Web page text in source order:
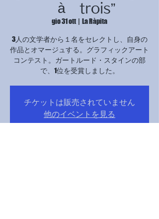
à trois”
gio 31 ott
  |
La Ràpita
3人の文学者から１名をセレクトし、自身の
作品とオマージュする。グラフィックアート
コンテスト。ガートルード・スタインの部
で、1位を受賞しました。
チケットは販売されていません
他のイベントを見る